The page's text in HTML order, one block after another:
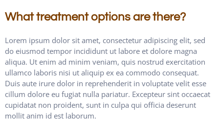
What treatment options are there?
Lorem ipsum dolor sit amet, consectetur adipiscing elit, sed
do eiusmod tempor incididunt ut labore et dolore magna
aliqua. Ut enim ad minim veniam, quis nostrud exercitation
ullamco laboris nisi ut aliquip ex ea commodo consequat.
Duis aute irure dolor in reprehenderit in voluptate velit esse
cillum dolore eu fugiat nulla pariatur. Excepteur sint occaecat
cupidatat non proident, sunt in culpa qui officia deserunt
mollit anim id est laborum.